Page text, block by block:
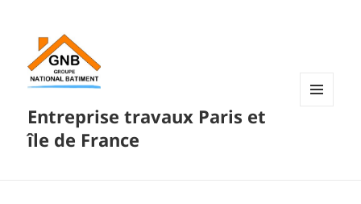
Entreprise travaux Paris et
île de France